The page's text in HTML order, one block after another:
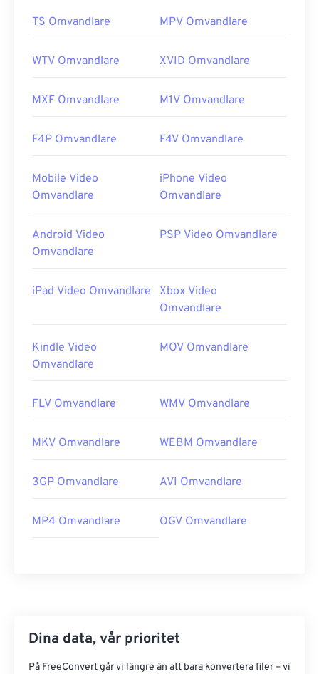
TS Omvandlare MPV Omvandlare
WTV Omvandlare XVID Omvandlare
MXF Omvandlare M1V Omvandlare
F4P Omvandlare F4V Omvandlare
Mobile Video
Omvandlare
iPhone Video
Omvandlare
Android Video
Omvandlare
PSP Video Omvandlare
iPad Video Omvandlare
Xbox Video
Omvandlare
Kindle Video
Omvandlare
MOV Omvandlare
FLV Omvandlare WMV Omvandlare
MKV Omvandlare WEBM Omvandlare
3GP Omvandlare AVI Omvandlare
MP4 Omvandlare OGV Omvandlare
Dina data, vår prioritet
På FreeConvert går vi längre än att bara konvertera filer – vi